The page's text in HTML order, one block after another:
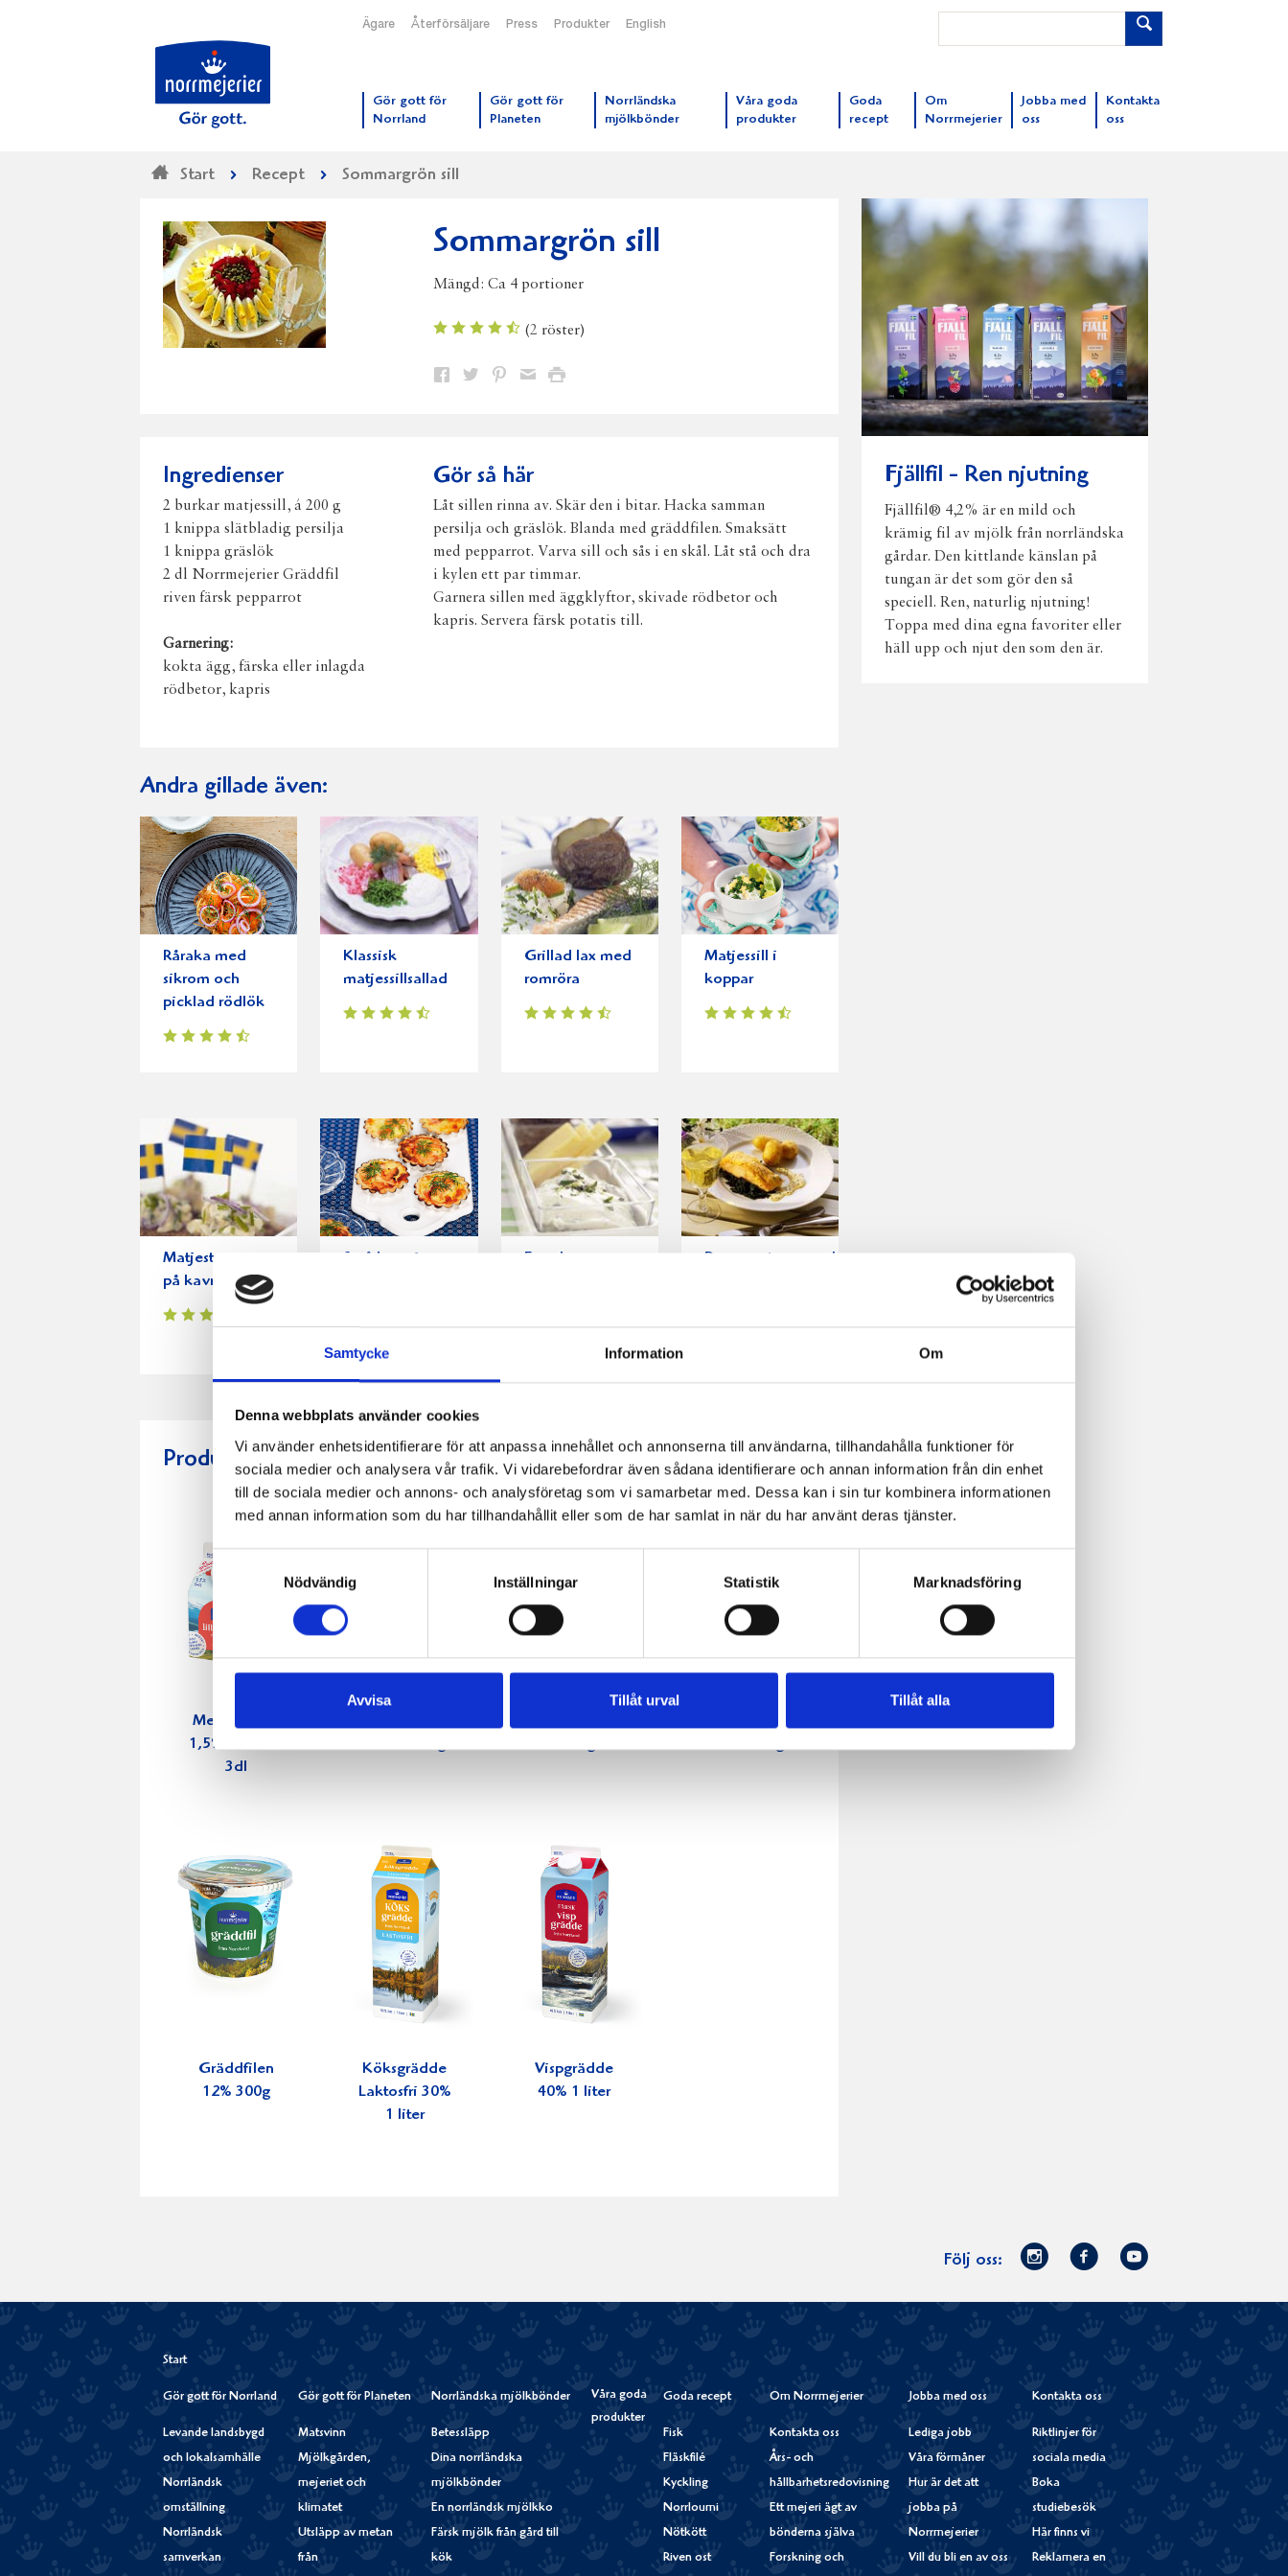
Samtycke Information Om
Denna webbplats använder cookies
Vi använder enhetsidentifierare för att anpassa innehållet och annonserna till användarna, tillhandahålla funktioner för
sociala medier och analysera vår trafik. Vi vidarebefordrar även sådana identifierare och annan information från din enhet
till de sociala medier och annons- och analysföretag som vi samarbetar med. Dessa kan i sin tur kombinera informationen
med annan information som du har tillhandahållit eller som de har samlat in när du har använt deras tjänster.
Samtyckesval
Nödvändig
Inställningar Statistik Marknadsföring
Avvisa Tillåt urval Tillåt alla
Ägare Återförsäljare Press Produkter English
Gör gott för
Norrland
Gör gott för
Planeten
Norrländska
mjölkbönder
Våra goda
produkter
Goda
recept
Om
Norrmejerier
Jobba med
oss
Kontakta
oss
Start Recept Sommargrön sill
Sommargrön sill
Mängd:Ca 4 portioner
(2 röster)
Dela Dela Dela DelaSkriv
Ingredienser
2 burkar matjessill, á 200 g
1 knippa slätbladig persilja
1 knippa gräslök
2 dl Norrmejerier Gräddfil
riven färsk pepparrot
Garnering:
kokta ägg, färska eller inlagda
rödbetor, kapris
Gör så här
Låt sillen rinna av. Skär den i bitar. Hacka samman
persilja och gräslök. Blanda med gräddfilen. Smaksätt
med pepparrot. Varva sill och sås i en skål. Låt stå och dra
i kylen ett par timmar.
Garnera sillen med äggklyftor, skivade rödbetor och
kapris. Servera färsk potatis till.
Andra gillade även:
Råraka med
sikrom och
picklad rödlök
Klassisk
matjessillsallad
Grillad lax med
romröra
Matjessill i
koppar
Matjestoppar
på kavring
Små laxpajer
Fransk
Pepparrotspanerad
Produkter i receptet:
Mellanmjölk
1,5% laktosfri
3dl
2,7% 1000g
1000g
Skogsbärsfil
2,7% 1000g
Gräddfilen
12% 300g
Köksgrädde
Laktosfri 30%
1 liter
Vispgrädde
40% 1 liter
Fjällfil - Ren njutning
Fjällfil® 4,2% är en mild och
krämig fil av mjölk från norrländska
gårdar. Den kittlande känslan på
tungan är det som gör den så
speciell. Ren, naturlig njutning!
Toppa med dina egna favoriter eller
häll upp och njut den som den är.
Följ oss:
Norrmejerier
Instagram
Facebook
Youtube
Start
Gör gott för Norrland
Levande landsbygd
och lokalsamhälle
Norrländsk
omställning
Norrländsk
samverkan
Gör gott för Planeten
Matsvinn
Mjölkgården,
mejeriet och
klimatet
Utsläpp av metan
från
Norrländska mjölkbönder
Betessläpp
Dina norrländska
mjölkbönder
En norrländsk mjölkko
Färsk mjölk från gård till
kök
Våra goda
produkter
Goda recept
Fisk
Fläskfilé
Kyckling
Norrloumi
Nötkött
Riven ost
Om Norrmejerier
Kontakta oss
Års- och
hållbarhetsredovisning
Ett mejeri ägt av
bönderna själva
Forskning och
Jobba med oss
Lediga jobb
Våra förmåner
Hur är det att
jobba på
Norrmejerier
Vill du bli en av oss
Kontakta oss
Riktlinjer för
sociala media
Boka
studiebesök
Här finns vi
Reklamera en